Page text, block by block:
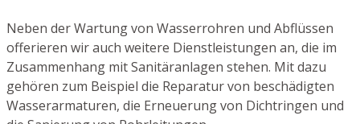
Neben der Wartung von Wasserrohren und Abflüssen
offerieren wir auch weitere Dienstleistungen an, die im
Zusammenhang mit Sanitäranlagen stehen. Mit dazu
gehören zum Beispiel die Reparatur von beschädigten
Wasserarmaturen, die Erneuerung von Dichtringen und